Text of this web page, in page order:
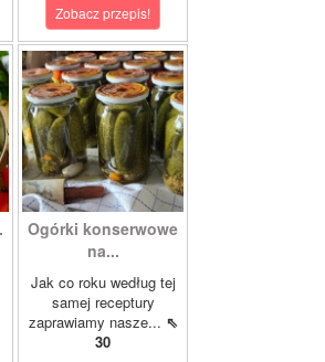
Zobacz przepis!
Ogórki konserwowe
na...
Jak co roku według tej
samej receptury
zaprawiamy nasze... ⇖
30